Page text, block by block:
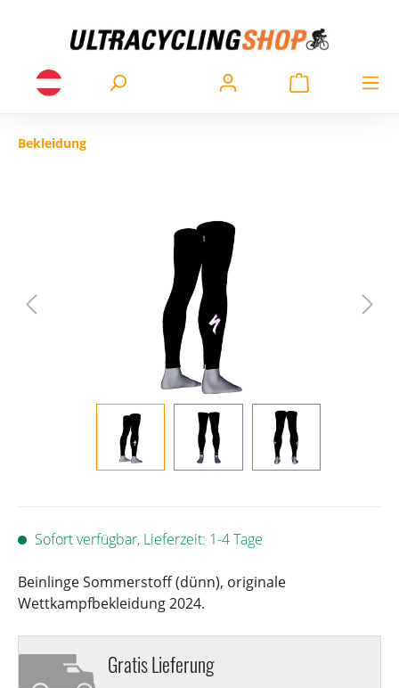
Bekleidung
Sofort verfügbar, Lieferzeit: 1-4 Tage
Beinlinge Sommerstoff (dünn), originale
Wettkampfbekleidung 2024.
Gratis Lieferung